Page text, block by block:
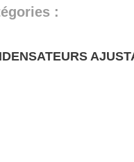
: